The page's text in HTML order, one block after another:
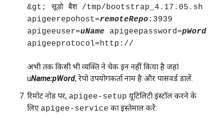
&gt; सूडो बैश /tmp/bootstrap_4.17.05.sh
apigeerepohost=remoteRepo :3939
apigeeuser=uName apigeepassword=pWord
apigeeprotocol=http://
अभी तक किसी भी व्यक्ति ने चेक इन नहीं किया है जहां
uName:pWord, रेपो उपयोगकर्ता नाम है और पासवर्ड डालें.
रिमोट नोड पर, apigee-setup यूटिलिटी इंस्टॉल करने के
लिए apigee-service का इस्तेमाल करें: